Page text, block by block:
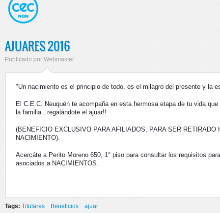
AJUARES 2016
Publicado por Webmaster
"Un nacimiento es el principio de todo, es el milagro del presente y la
El C.E.C. Neuquén te acompaña en esta hermosa etapa de tu vida
la familia...regalándote el ajuar!!
(BENEFICIO EXCLUSIVO PARA AFILIADOS, PARA SER
NACIMIENTO).
Acercáte a Perito Moreno 650, 1° piso para consultar los requisitos
asociados a NACIMIENTOS.
Tags: Titulares Beneficios
ajuar